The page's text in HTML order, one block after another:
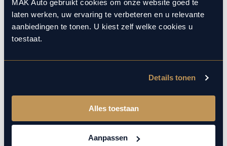
MAK Auto gebruikt cookies om onze website goed te
laten werken, uw ervaring te verbeteren en u relevante
aanbiedingen te tonen. U kiest zelf welke cookies u
toestaat.
Details tonen
Alles toestaan
Aanpassen
verzorgen het onderhoud op hetzelfde niveau als een
merkdealer, met behoud van de fabrieksgarantie. Kom
gerust langs in onze werkplaats voor een APK of een
Hoe weet ik welk onderhoud mijn
auto nodig heeft en wanneer?